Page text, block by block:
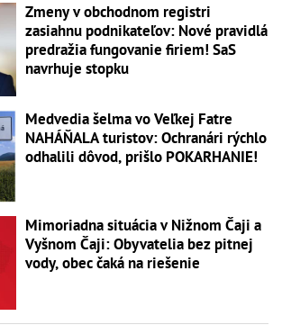
Zmeny v obchodnom registri
zasiahnu podnikateľov: Nové pravidlá
predražia fungovanie firiem! SaS
navrhuje stopku
Medvedia šelma vo Veľkej Fatre
NAHÁŇALA turistov: Ochranári rýchlo
odhalili dôvod, prišlo POKARHANIE!
Mimoriadna situácia v Nižnom Čaji a
Vyšnom Čaji: Obyvatelia bez pitnej
vody, obec čaká na riešenie